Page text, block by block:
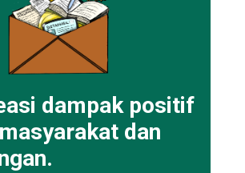
dampak positif
dan